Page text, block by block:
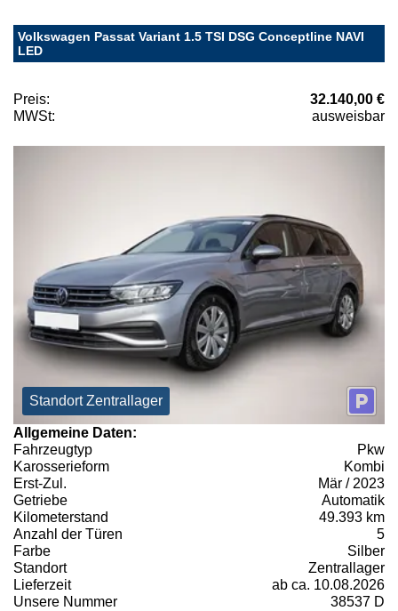
Volkswagen Passat Variant 1.5 TSI DSG Conceptline NAVI
LED
Preis:
32.140,00 €
MWSt:
ausweisbar
Standort Zentrallager
Allgemeine Daten:
Fahrzeugtyp
Pkw
Karosserieform
Kombi
Erst-Zul.
Mär / 2023
Getriebe
Automatik
Kilometerstand
49.393 km
Anzahl der Türen
5
Farbe
Silber
Standort
Zentrallager
Lieferzeit
ab ca. 10.08.2026
Unsere Nummer
38537 D